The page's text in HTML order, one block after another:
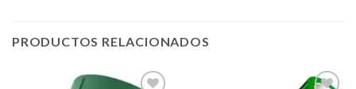
PRODUCTOS RELACIONADOS